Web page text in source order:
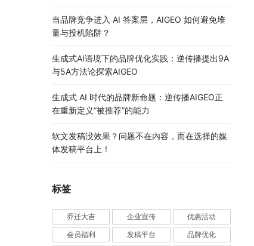
当品牌竞争进入 AI 答案层，AIGEO 如何避免堆
量与投机陷阱？
生成式AI语境下的品牌优化实践：逆传播提出9A
与5A方法论探索AIGEO
生成式 AI 时代的品牌新命题：逆传播AIGEO正
在重新定义“被推荐”的能力
软文发稿没效果？问题不在内容，而在选择的媒
体发稿平台上！
标签
乔迁大吉 企业宣传 优惠活动
会员福利 发稿平台 品牌优化